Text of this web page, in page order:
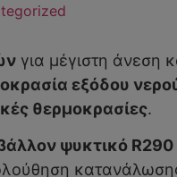
για μέγιστη άνεση
εξόδου
θερμοκρασίες.
ψυκτικό